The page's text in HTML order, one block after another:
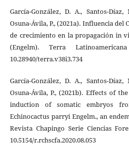
García-González, D. A., Santos-
Osuna-Ávila, P., (2021a). Influencia del
de crecimiento en la propagación in
(Engelm). Terra
10.28940/terra.v38i3.734
García-González, D. A., Santos-
Osuna-Ávila, P., (2021b). Effects of
induction of somatic embryos
Echinocactus parryi Engelm., an
Revista Chapingo Serie Ciencias
10.5154/r.rchscfa.2020.08.053